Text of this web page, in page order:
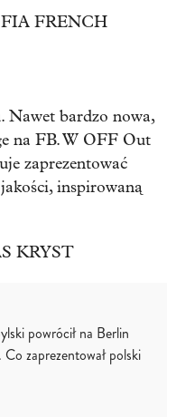
FRENCH
Nawet bardzo nowa,
na FB. W OFF Out
zaprezentować
inspirowaną
KRYST
powrócił na Berlin
Co zaprezentował polski